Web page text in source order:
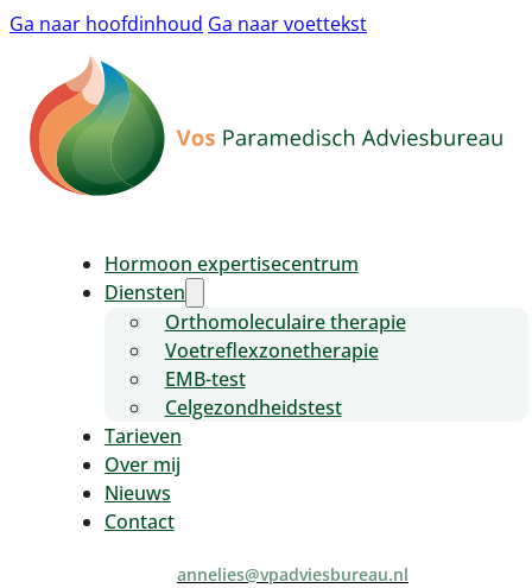
Ga naar hoofdinhoud Ga naar voettekst
Hormoon expertisecentrum
Diensten
Orthomoleculaire therapie
Voetreflexzonetherapie
EMB-test
Celgezondheidstest
Tarieven
Over mij
Nieuws
Contact
annelies@vpadviesbureau.nl